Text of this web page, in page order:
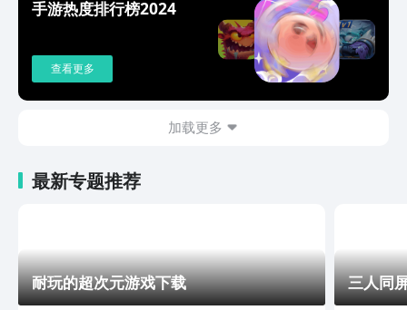
手游热度排行榜2024
查看更多
加载更多
最新专题推荐
耐玩的超次元游戏下载 三人同